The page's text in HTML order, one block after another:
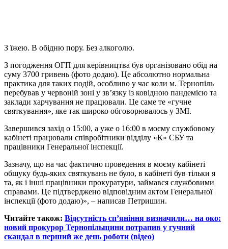
З їжею. В обідню пору. Без алкоголю.
З погодження ОГП для керівництва був організовано обід на
суму 3700 гривень (фото додаю). Це абсолютно нормальна
практика для таких подій, особливо у час коли м. Тернопіль
перебував у червоній зоні у зв’язку із ковідною пандемією та
заклади харчування не працювали. Це саме те «гучне
святкування», яке так широко обговорювалось у ЗМІ.
Завершився захід о 15:00, а уже о 16:00 в моєму службовому
кабінеті працювали співробітники відділу «К» СБУ та
працівники Генеральної інспекції.
Зазначу, що на час фактично проведення в моєму кабінеті
обшуку будь-яких святкувань не було, в кабінеті був тільки я
та, як і інші працівники прокуратури, займався службовими
справами. Це підтверджено відповідним актом Генеральної
інспекції (фото додаю)», – написав Петришин.
Читайте також: Відсутність сп’яніння визначили… на око:
новий прокурор Тернопільщини потрапив у гучний
скандал в перший же день роботи (відео)